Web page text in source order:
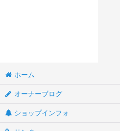
ホーム
オーナーブログ
ショップインフォ